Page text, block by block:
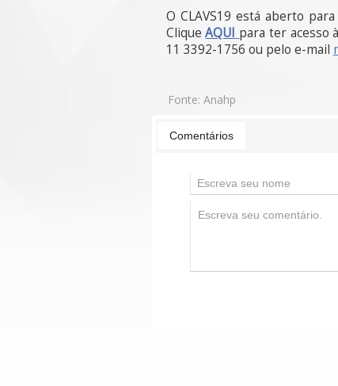
O CLAVS19 está aberto
CliqueAQUI para ter acesso
11 3392-1756 ou pelo e-mail
Fonte: Anahp
Comentários